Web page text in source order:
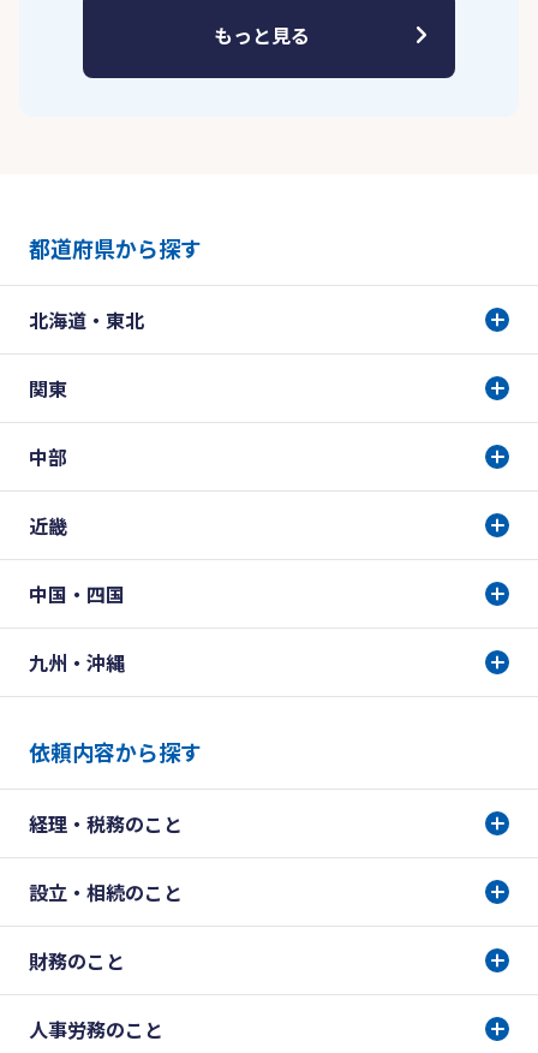
もっと見る
都道府県から探す
北海道・東北
関東
中部
近畿
中国・四国
九州・沖縄
依頼内容から探す
経理・税務のこと
設立・相続のこと
財務のこと
人事労務のこと